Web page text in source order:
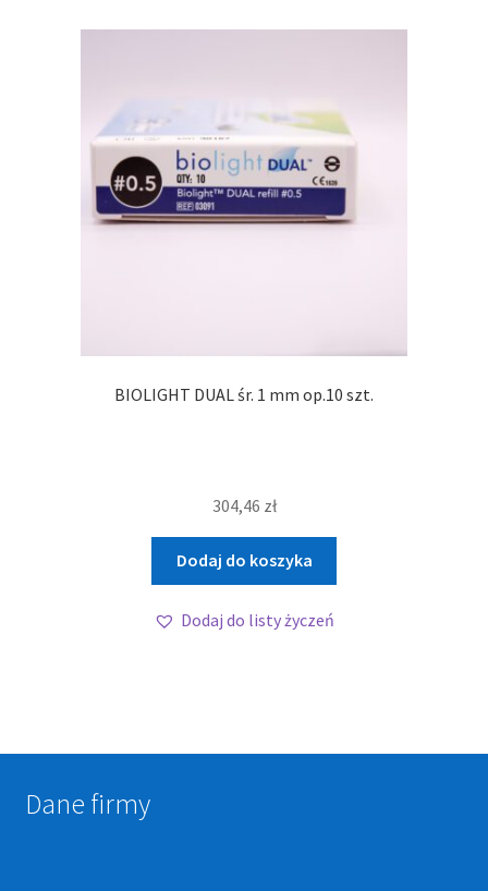
BIOLIGHT DUAL śr. 1 mm op.10 szt.
304,46 zł
Dodaj do koszyka
Dodaj do listy życzeń
Dane firmy